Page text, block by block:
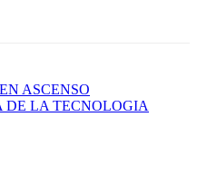
ASCENSO
DE LA TECNOLOGIA